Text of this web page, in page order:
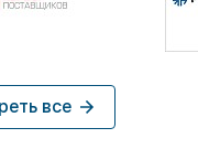
все